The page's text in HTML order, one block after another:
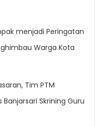
menjadi Peringatan
Warga Kota
Tim PTM
Skrining Guru